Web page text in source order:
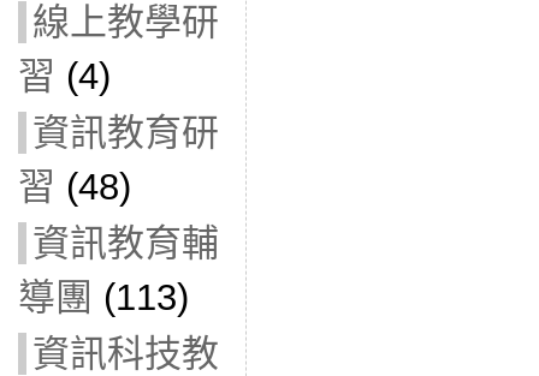
線上教學研
習 (4)
資訊教育研
習 (48)
資訊教育輔
導團 (113)
資訊科技教